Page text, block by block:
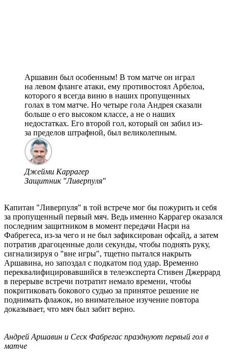
Аршавин был особенным! В том матче он играл
на левом фланге атаки, ему противостоял Арбелоа,
которого я всегда виню в наших пропущенных
голах в том матче. Но четыре гола Андрея сказали
больше о его высоком классе, а не о наших
недостатках. Его второй гол, который он забил из-
за пределов штрафной, был великолепным.
Джейми Каррагер
Защитник "Ливерпуля"
Капитан "Ливерпуля" в той встрече мог бы пожурить и себя
за пропущенный первый мяч. Ведь именно Каррагер оказался
последним защитником в момент передачи Насри на
Фабрегеса, из-за чего и не был зафиксирован офсайд, а затем
потратив драгоценные доли секунды, чтобы поднять руку,
сигнализируя о "вне игры", тщетно пытался накрыть
Аршавина, но запоздал с подкатом под удар. Временно
переквалифицировавшийся в телеэксперта Стивен Джеррард
в перерыве встречи потратит немало времени, чтобы
покритиковать бокового судью за принятое решение не
поднимать флажок, но внимательное изучение повтора
доказывает, что мяч был забит верно.
Андрей Аршавин и Сеск Фабрегас празднуют первый гол в
матче